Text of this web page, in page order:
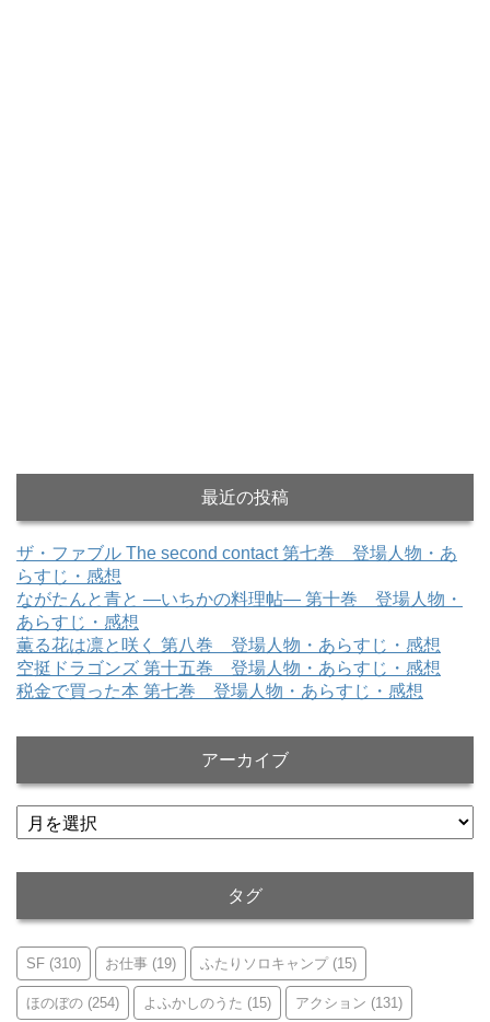
最近の投稿
ザ・ファブル The second contact 第七巻 登場人物・あ
らすじ・感想
ながたんと青と ―いちかの料理帖― 第十巻 登場人物・
あらすじ・感想
薫る花は凛と咲く 第八巻 登場人物・あらすじ・感想
空挺ドラゴンズ 第十五巻 登場人物・あらすじ・感想
税金で買った本 第七巻 登場人物・あらすじ・感想
アーカイブ
ア
ー
タグ
SF (310) お仕事 (19) ふたりソロキャンプ(15)
ほのぼの (254) よふかしのうた (15) アクション (131)